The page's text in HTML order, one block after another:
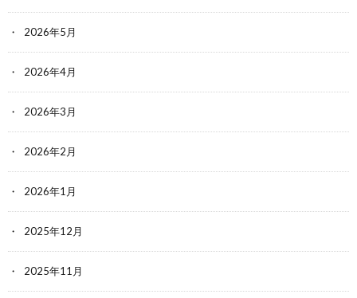
2026年5月
2026年4月
2026年3月
2026年2月
2026年1月
2025年12月
2025年11月